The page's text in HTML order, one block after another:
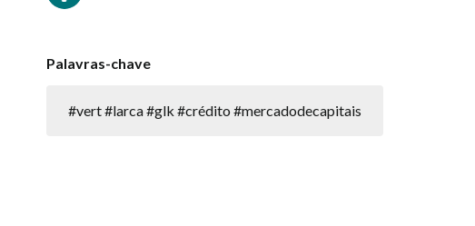
Palavras-chave
#vert #larca #glk #crédito #mercadodecapitais